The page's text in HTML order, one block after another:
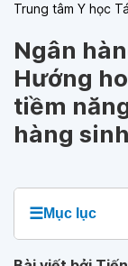
Trung tâm Y học
Ngân
Hướng
tiềm
hàng
☰Mục lục